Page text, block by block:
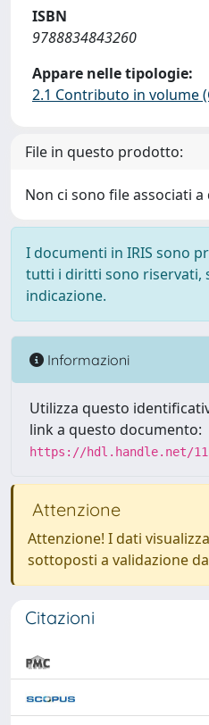
ISBN
9788834843260
Appare nelle tipologie:
2.1 Contributo in volume
File in questo prodotto:
Non ci sono file associati
I documenti in IRIS sono
tutti i diritti sono riservati,
indicazione.
Informazioni
Utilizza questo
link a questo documento:
https://hdl.handle.net/
Attenzione
Attenzione! I dati
sottoposti a validazione
Citazioni